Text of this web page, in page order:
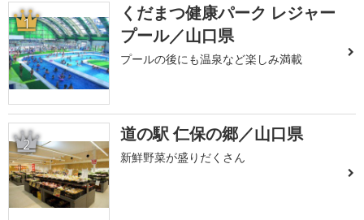
1
くだまつ健康パーク レジャー
プール／山口県
プールの後にも温泉など楽しみ満載
2 道の駅 仁保の郷／山口県
新鮮野菜が盛りだくさん